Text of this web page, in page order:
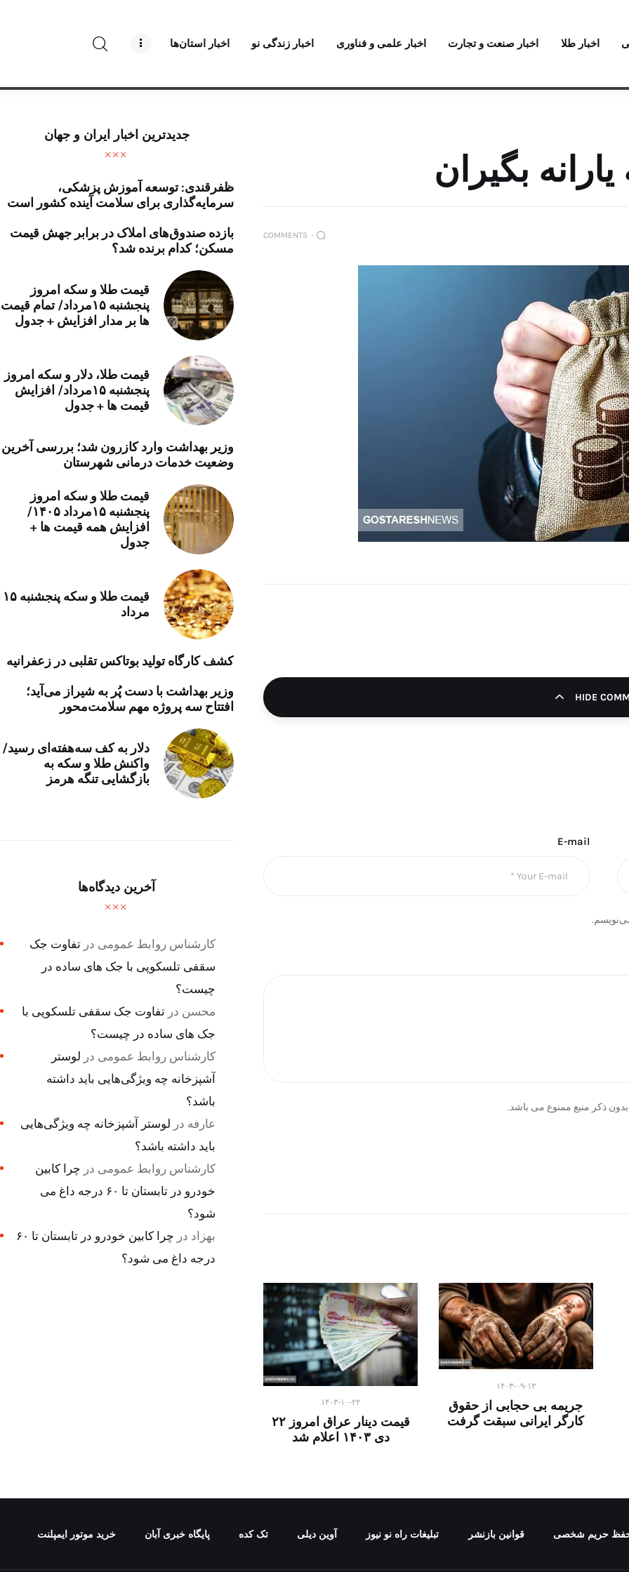
اخبار طلا اخبار صنعت و تجارت اخبار علمی و فناوری اخبار زندگی نو اخبار استان‌ها
درباره راه‌ نو نیوز
ارتباط با راه‌ نو نیوز
تبلیغات راه نو نیوز
آوین دیلی
پایگاه خبری آبان
خرید موتور ایمپلنت
بگیران
۰ COMMENTS
HIDE
E-mail
ذکر منبع ممنوع می باشد.
۱۴۰۳-۰۹-۱۳
جریمه بی حجابی از حقوق
کارگر ایرانی سبقت گرفت
۱۴۰۳-۱۰-۲۲
قیمت دینار عراق امروز ۲۲
دی ۱۴۰۳ اعلام شد
جدیدترین اخبار ایران و جهان
ظفرقندی: توسعه آموزش پزشکی،
سرمایه‌گذاری برای سلامت آینده کشور است
بازده صندوق‌های املاک در برابر جهش قیمت
مسکن؛ کدام برنده شد؟
قیمت طلا و سکه امروز
پنجشنبه ۱۵مرداد/ تمام قیمت
ها بر مدار افزایش + جدول
قیمت طلا، دلار و سکه امروز
پنجشنبه ۱۵مرداد/ افزایش
قیمت ها + جدول
وزیر بهداشت وارد کازرون شد؛ بررسی آخرین
وضعیت خدمات درمانی شهرستان
قیمت طلا و سکه امروز
پنجشنبه ۱۵مرداد ۱۴۰۵/
افزایش همه قیمت ها +
جدول
قیمت طلا و سکه پنجشنبه ۱۵
مرداد
کشف کارگاه تولید بوتاکس تقلبی در زعفرانیه
وزیر بهداشت با دست پُر به شیراز می‌آید؛
افتتاح سه پروژه مهم سلامت‌محور
دلار به کف سه‌هفته‌ای رسید/
واکنش طلا و سکه به
بازگشایی تنگه هرمز
آخرین دیدگاه‌ها
کارشناس روابط عمومی در تفاوت جک
سقفی تلسکوپی با جک های ساده در
چیست؟
محسن در تفاوت جک سقفی تلسکوپی با
جک های ساده در چیست؟
کارشناس روابط عمومی در لوستر
آشپزخانه چه ویژگی‌هایی باید داشته
باشد؟
عارفه در لوستر آشپزخانه چه ویژگی‌هایی
باید داشته باشد؟
کارشناس روابط عمومی در چرا کابین
خودرو در تابستان تا ۶۰ درجه داغ می
شود؟
بهزاد در
چرا کابین خودرو در تابستان تا ۶۰
درجه داغ می شود؟
حریم شخصی قوانین بازنشر تبلیغات راه نو نیوز آوین دیلی تک کده پایگاه خبری آبان خرید موتور ایمپلنت